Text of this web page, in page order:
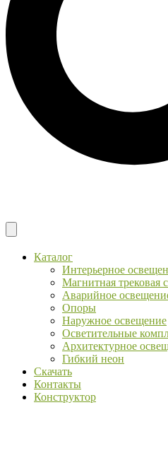
Каталог
Интерьерное
Магнитная трековая
Аварийное
Опоры
Наружное освещение
Осветительные
Архитектурное
Гибкий неон
Скачать
Контакты
Конструктор